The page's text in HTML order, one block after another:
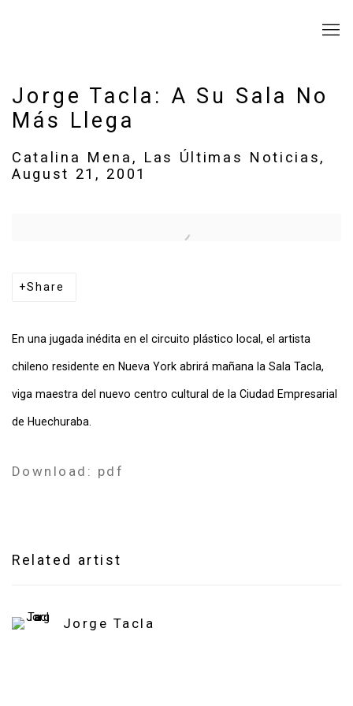
Jorge Tacla: A Su Sala No
Más Llega
Catalina Mena, Las Últimas Noticias,
August 21, 2001
Share
En una jugada inédita en el circuito plástico local, el artista
chileno residente en Nueva York abrirá mañana la Sala Tacla,
viga maestra del nuevo centro cultural de la Ciudad Empresarial
de Huechuraba.
Download: pdf
Related artist
Jorge Tacla